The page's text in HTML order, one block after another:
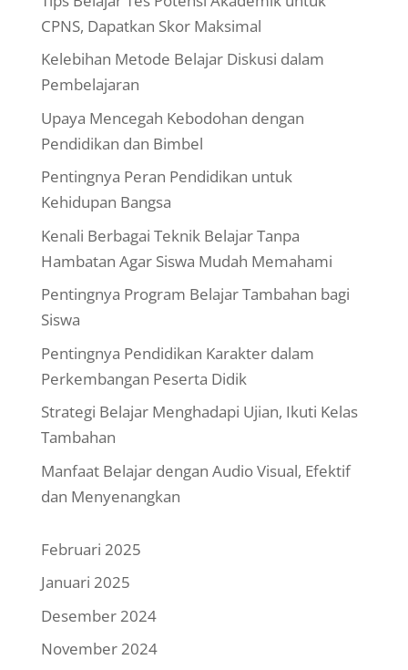
CPNS, Dapatkan Skor Maksimal
Kelebihan Metode Belajar Diskusi dalam
Pembelajaran
Upaya Mencegah Kebodohan dengan
Pendidikan dan Bimbel
Pentingnya Peran Pendidikan untuk
Kehidupan Bangsa
Kenali Berbagai Teknik Belajar Tanpa
Hambatan Agar Siswa Mudah Memahami
Pentingnya Program Belajar Tambahan bagi
Siswa
Pentingnya Pendidikan Karakter dalam
Perkembangan Peserta Didik
Strategi Belajar Menghadapi Ujian, Ikuti Kelas
Tambahan
Manfaat Belajar dengan Audio Visual, Efektif
dan Menyenangkan
Februari 2025
Januari 2025
Desember 2024
November 2024